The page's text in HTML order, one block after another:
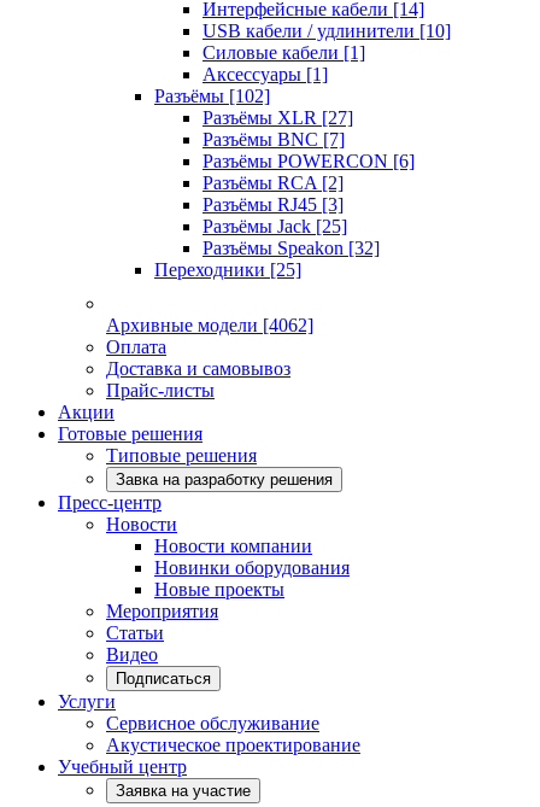
Интерфейсные кабели [14]
USB кабели / удлинители [10]
Силовые кабели [1]
Аксессуары [1]
Разъёмы [102]
Разъёмы XLR [27]
Разъёмы BNC [7]
Разъёмы POWERCON [6]
Разъёмы RCA [2]
Разъёмы RJ45 [3]
Разъёмы Jack [25]
Разъёмы Speakon [32]
Переходники [25]
Архивные модели [4062]
Оплата
Доставка и самовывоз
Прайс-листы
Акции
Готовые решения
Типовые решения
Завка на разработку решения
Пресс-центр
Новости
Новости компании
Новинки оборудования
Новые проекты
Мероприятия
Статьи
Видео
Подписаться
Услуги
Сервисное обслуживание
Акустическое проектирование
Учебный центр
Заявка на участие